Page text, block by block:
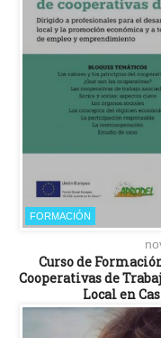
FORMACIÓN
Curso de
Cooperativas de
Local en